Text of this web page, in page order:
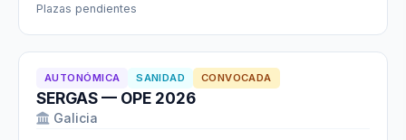
Plazas pendientes
AUTONÓMICA SANIDAD CONVOCADA
SERGAS — OPE 2026
Galicia